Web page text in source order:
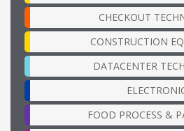
CHECKOUT
CONSTRUCTION
DATACENTER
FOOD PROCESS &